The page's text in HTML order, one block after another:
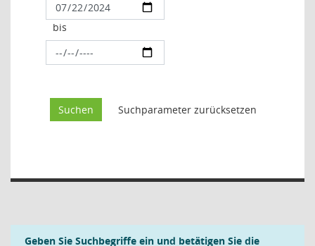
bis
Geben Sie Suchbegriffe ein und betätigen Sie die